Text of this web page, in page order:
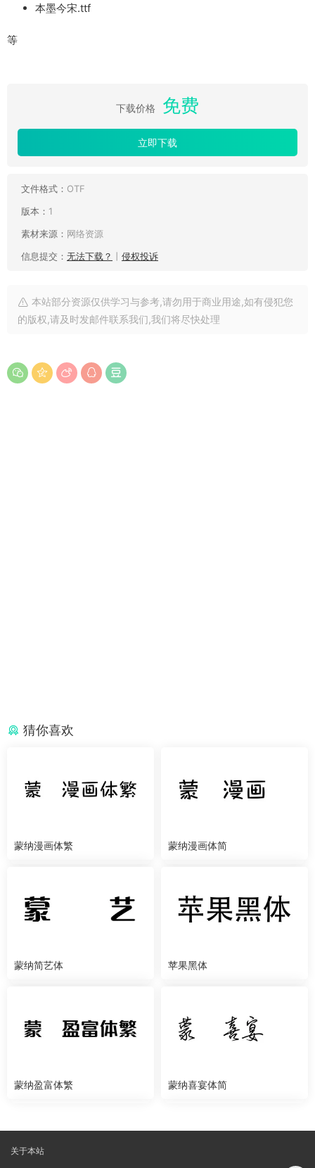
本墨今宋.ttf
等
下载价格 免费
立即下载
文件格式： OTF
版本： 1
素材来源： 网络资源
信息提交： 无法下载？ 侵权投诉
本站部分资源仅供学习与参考,请勿用于商业用途,如有侵犯您
的版权,请及时发邮件联系我们,我们将尽快处理
猜你喜欢
蒙纳漫画体繁 蒙纳漫画体简
蒙纳简艺体 苹果黑体
蒙纳盈富体繁 蒙纳喜宴体简
关于本站